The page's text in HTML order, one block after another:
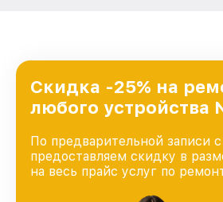
Скидка -25% на
любого устройства
По предварительной записи с
предоставляем скидку в
на весь прайс услуг по